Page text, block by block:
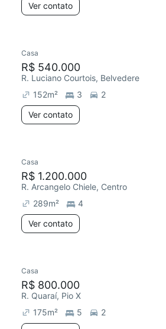
Ver contato
Casa
R$ 540.000
R. Luciano Courtois, Belvedere
152m² 3
2
Ver contato
Casa
R$ 1.200.000
R. Arcangelo Chiele, Centro
289m²
4
Ver contato
Casa
R$ 800.000
R. Quaraí, Pio X
175m² 5
2